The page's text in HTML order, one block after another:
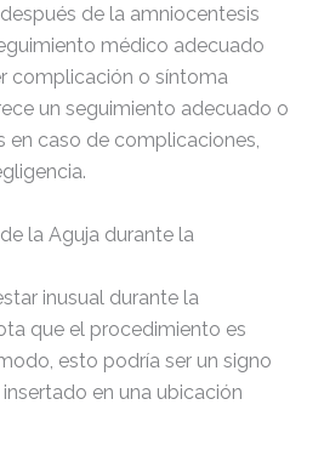
de la amniocentesis
médico adecuado
complicación o síntoma
un seguimiento adecuado o
en caso de complicaciones,
la Aguja durante la
inusual durante la
que el procedimiento es
esto podría ser un signo
en una ubicación